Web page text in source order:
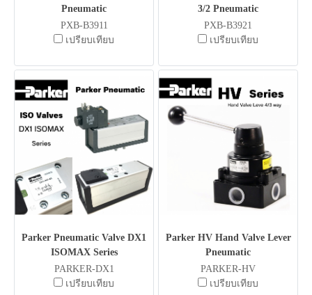
Pneumatic
PXB-B3911
เปรียบเทียบ
3/2 Pneumatic
PXB-B3921
เปรียบเทียบ
Parker Pneumatic Valve DX1
ISOMAX Series
PARKER-DX1
เปรียบเทียบ
Parker HV Hand Valve Lever
Pneumatic
PARKER-HV
เปรียบเทียบ